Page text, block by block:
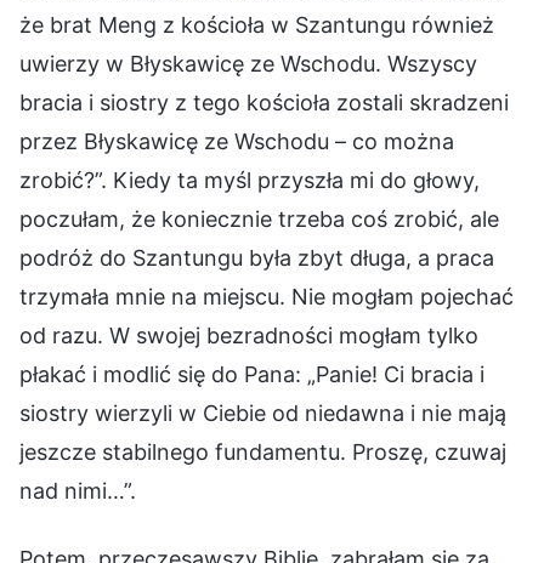
że brat Meng z kościoła w Szantungu również
uwierzy w Błyskawicę ze Wschodu. Wszyscy
bracia i siostry z tego kościoła zostali skradzeni
przez Błyskawicę ze Wschodu – co można
zrobić?”. Kiedy ta myśl przyszła mi do głowy,
poczułam, że koniecznie trzeba coś zrobić, ale
podróż do Szantungu była zbyt długa, a praca
trzymała mnie na miejscu. Nie mogłam pojechać
od razu. W swojej bezradności mogłam tylko
płakać i modlić się do Pana: „Panie! Ci bracia i
siostry wierzyli w Ciebie od niedawna i nie mają
jeszcze stabilnego fundamentu. Proszę, czuwaj
nad nimi…”.